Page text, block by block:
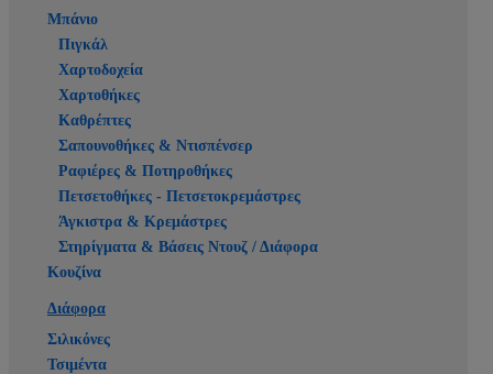
Μπάνιο
Πιγκάλ
Χαρτοδοχεία
Χαρτοθήκες
Καθρέπτες
Σαπουνοθήκες & Ντισπένσερ
Ραφιέρες & Ποτηροθήκες
Πετσετοθήκες - Πετσετοκρεμάστρες
Άγκιστρα & Κρεμάστρες
Στηρίγματα & Βάσεις Ντουζ / Διάφορα
Κουζίνα
Διάφορα
Σιλικόνες
Τσιμέντα